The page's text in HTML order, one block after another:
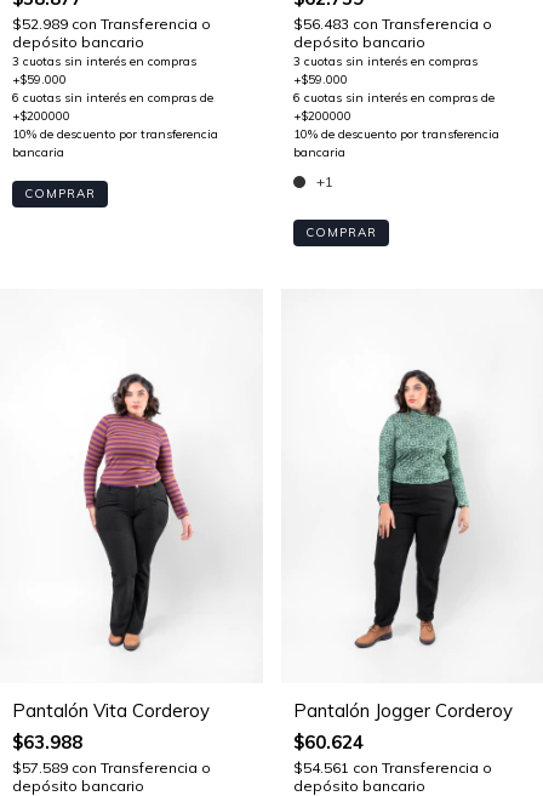
$52.989 con Transferencia o
depósito bancario
COMPRAR
$56.483 con Transferencia o
depósito bancario
+1
COMPRAR
Pantalón Vita Corderoy
$63.988
$57.589 con Transferencia o
depósito bancario
Pantalón Jogger Corderoy
$60.624
$54.561 con Transferencia o
depósito bancario